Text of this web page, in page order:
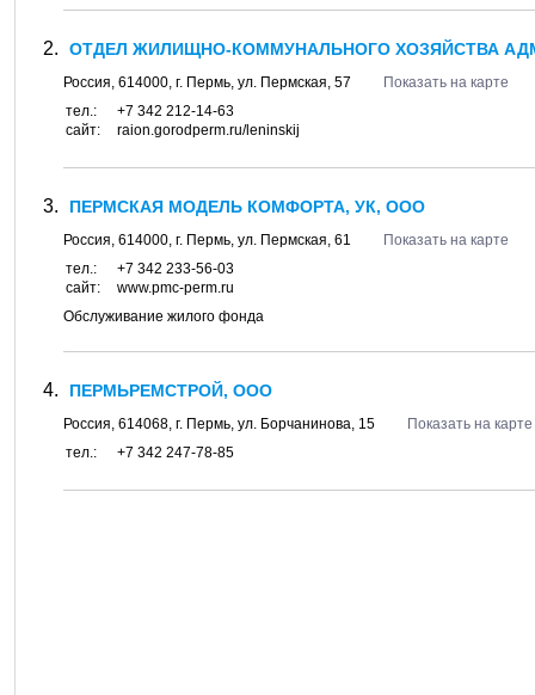
ОТДЕЛ ЖИЛИЩНО-КОММУНАЛЬНОГО ХОЗЯЙСТВА
Россия, 614000, г. Пермь, ул. Пермская, 57
Показать на карте
тел.:
+7 342 212-14-63
сайт:
raion.gorodperm.ru/leninskij
ПЕРМСКАЯ МОДЕЛЬ КОМФОРТА, УК, ООО
Россия, 614000, г. Пермь, ул. Пермская, 61
Показать на карте
тел.:
+7 342 233-56-03
сайт:
www.pmc-perm.ru
Обслуживание жилого фонда
ПЕРМЬРЕМСТРОЙ, ООО
Россия, 614068, г. Пермь, ул. Борчанинова, 15
Показать на карте
тел.:
+7 342 247-78-85